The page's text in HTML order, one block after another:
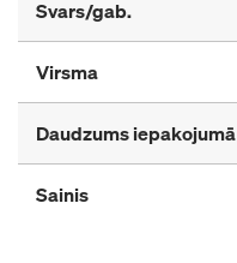
Svars/gab.
Virsma
Daudzums iepakojumā
Sainis